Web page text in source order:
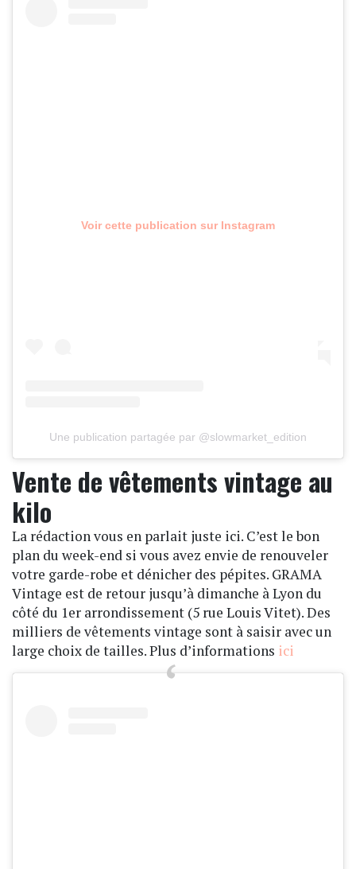
Voir cette publication sur Instagram
Une publication partagée par @slowmarket_edition
Vente de vêtements vintage au
kilo
La rédaction vous en parlait juste ici. C’est le bon
plan du week-end si vous avez envie de renouveler
votre garde-robe et dénicher des pépites. GRAMA
Vintage est de retour jusqu’à dimanche à Lyon du
côté du 1er arrondissement (5 rue Louis Vitet). Des
milliers de vêtements vintage sont à saisir avec un
large choix de tailles. Plus d’informations ici